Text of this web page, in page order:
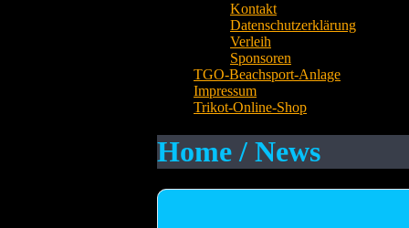
Kontakt
Datenschutzerklärung
Verleih
Sponsoren
TGO-Beachsport-Anlage
Impressum
Trikot-Online-Shop
Home / News